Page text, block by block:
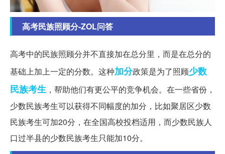
高考民族照顾分-ZOL问答
高考中的民族照顾分并不直接加在总分里，而是在总分的
基础上加上一定的分数。这种加分政策是为了照顾少数
民族考生 ，帮助他们有更公平的竞争机会。在一些省份，
少数民族考生可以获得不同幅度的加分，比如聚居区少数
民族考生可加20分，在全国高校投档适用，而少数民族人
口过半县的少数民族考生只能加10分。